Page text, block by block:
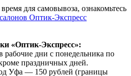
для самовывоза, ознакомьтесь
Оптик-Экспресс
«Оптик-Экспресс»:
рабочие дни с понедельника по
праздничных дней.
Уфа — 150 рублей (границы